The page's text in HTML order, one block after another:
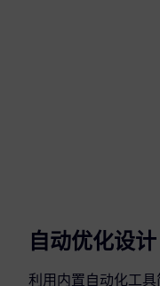
自动优化设计
利用内置自动化工具